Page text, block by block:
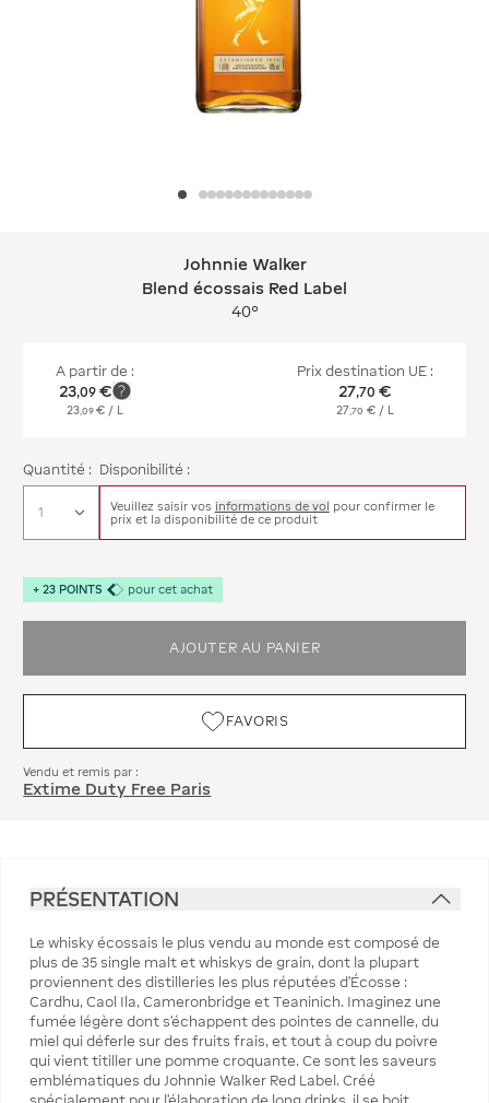
Johnnie Walker Blend écossais Red
Johnnie Walker
Blend écossais Red Label
40°
A partir de :
23,09 €
23,09 € / L
Prix destination UE :
27,70 €
27,70 € / L
Quantité : Disponibilité :
Veuillez saisir vos informations de vol pour confirmer le
prix et la disponibilité de ce produit
+ 23 POINTS pour cet achat
AJOUTER AU PANIER
FAVORIS
Vendu et remis par :
Extime Duty Free Paris
PRÉSENTATION
Le whisky écossais le plus vendu au monde est composé de
plus de 35 single malt et whiskys de grain, dont la plupart
proviennent des distilleries les plus réputées d’Écosse :
Cardhu, Caol Ila, Cameronbridge et Teaninich. Imaginez une
fumée légère dont s’échappent des pointes de cannelle, du
miel qui déferle sur des fruits frais, et tout à coup du poivre
qui vient titiller une pomme croquante. Ce sont les saveurs
emblématiques du Johnnie Walker Red Label. Créé